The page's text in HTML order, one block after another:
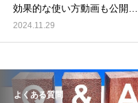
効果的な使い方動画も公開
中！
2024.11.29
よくある質問